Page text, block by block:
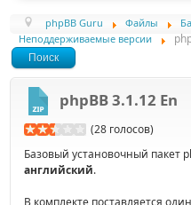
phpBB Guru Файлы
Неподдерживаемые версии
Поиск
phpBB 3.1.12 En
(28 голосов)
Базовый установочный пакет
английский.